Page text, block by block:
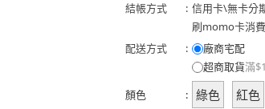
結帳方式
: 信用卡\無卡分
刷momo卡消
配送方式
:
廠商宅配
超商取貨滿
顏色
: 綠色 紅色